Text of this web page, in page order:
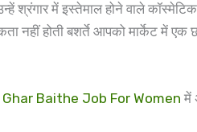
में इस्तेमाल होने वाले कॉस्मेटिक
होती बशर्ते आपको मार्केट में एक
Ghar Baithe Job For Women में